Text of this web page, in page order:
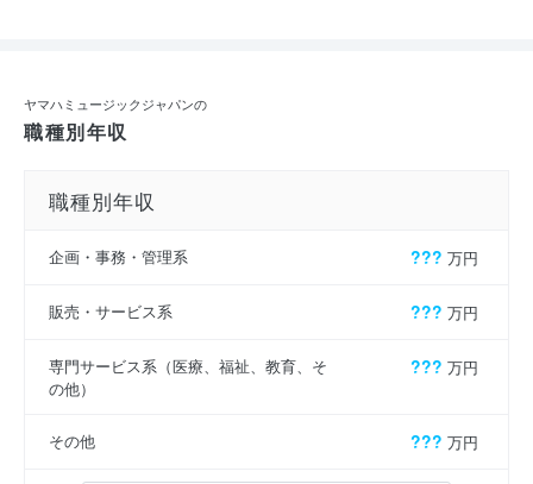
ヤマハミュージックジャパンの
職種別年収
職種別年収
企画・事務・管理系 ??? 万円
販売・サービス系 ??? 万円
専門サービス系（医療、福祉、教育、そ
の他）
??? 万円
その他 ??? 万円